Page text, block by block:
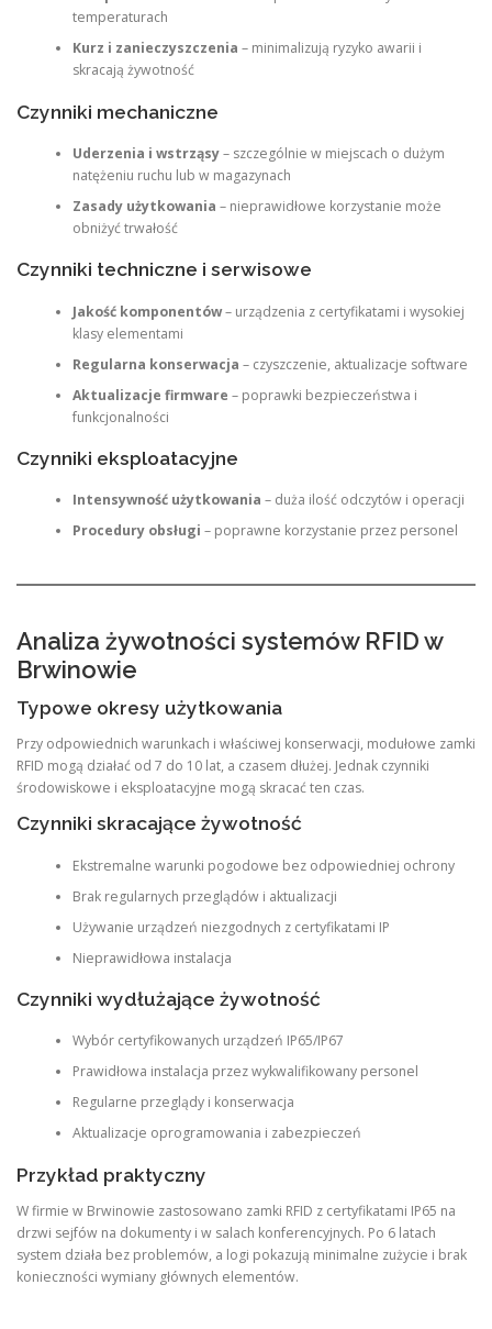
temperaturach
Kurz i zanieczyszczenia – minimalizują ryzyko awarii i
skracają żywotność
Czynniki mechaniczne
Uderzenia i wstrząsy– szczególnie w miejscach o dużym
natężeniu ruchu lub w magazynach
Zasady użytkowania – nieprawidłowe korzystanie może
obniżyć trwałość
Czynniki techniczne i serwisowe
Jakość komponentów– urządzenia z certyfikatami i wysokiej
klasy elementami
Regularna konserwacja – czyszczenie, aktualizacje software
Aktualizacje firmware – poprawki bezpieczeństwa i
funkcjonalności
Czynniki eksploatacyjne
Intensywność użytkowania – duża ilość odczytów i operacji
Procedury obsługi – poprawne korzystanie przez personel
Analiza żywotności systemów RFID w
Brwinowie
Typowe okresy użytkowania
Przy odpowiednich warunkach i właściwej konserwacji, modułowe zamki
RFID mogą działać od 7 do 10 lat, a czasem dłużej. Jednak czynniki
środowiskowe i eksploatacyjne mogą skracać ten czas.
Czynniki skracające żywotność
Ekstremalne warunki pogodowe bez odpowiedniej ochrony
Brak regularnych przeglądów i aktualizacji
Używanie urządzeń niezgodnych z certyfikatami IP
Nieprawidłowa instalacja
Czynniki wydłużające żywotność
Wybór certyfikowanych urządzeń IP65/IP67
Prawidłowa instalacja przez wykwalifikowany personel
Regularne przeglądy i konserwacja
Aktualizacje oprogramowania i zabezpieczeń
Przykład praktyczny
W firmie w Brwinowie zastosowano zamki RFID z certyfikatami IP65 na
drzwi sejfów na dokumenty i w salach konferencyjnych. Po 6 latach
system działa bez problemów, a logi pokazują minimalne zużycie i brak
konieczności wymiany głównych elementów.